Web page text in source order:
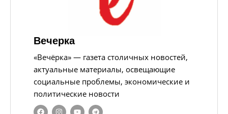
Вечерка
«Вечёрка» — газета столичных новостей,
актуальные материалы, освещающие
социальные проблемы, экономические и
политические новости